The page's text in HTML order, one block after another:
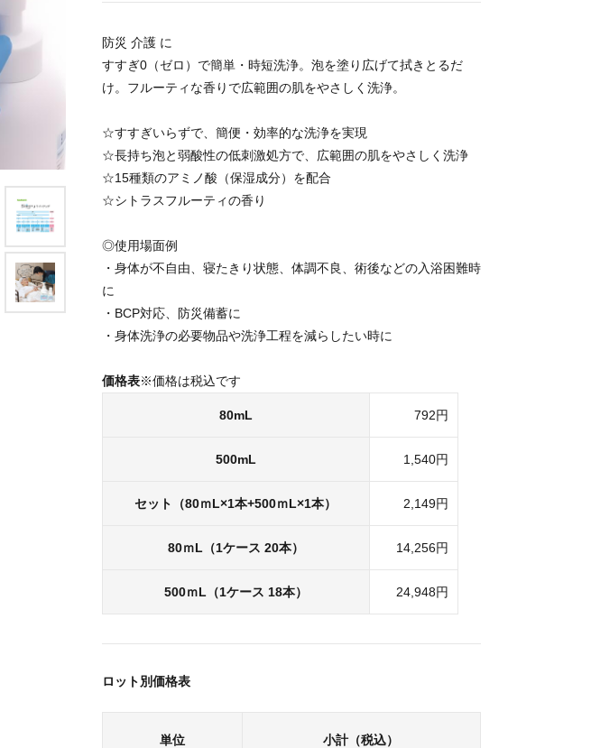
防災 介護 に
すすぎ0（ゼロ）で簡単・時短洗浄。泡を塗り広げて拭きとるだ
け。フルーティな香りで広範囲の肌をやさしく洗浄。
☆すすぎいらずで、簡便・効率的な洗浄を実現
☆長持ち泡と弱酸性の低刺激処方で、広範囲の肌をやさしく洗浄
☆15種類のアミノ酸（保湿成分）を配合
☆シトラスフルーティの香り
◎使用場面例
・身体が不自由、寝たきり状態、体調不良、術後などの入浴困難時
に
・BCP対応、防災備蓄に
・身体洗浄の必要物品や洗浄工程を減らしたい時に
価格表※価格は税込です
80mL 792円
500mL 1,540円
セット（80ｍL×1本+500ｍL×1本） 2,149円
80ｍL（1ケース 20本） 14,256円
500ｍL（1ケース 18本） 24,948円
ロット別価格表
単位 小計（税込）